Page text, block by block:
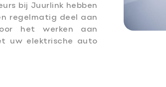
bij Juurlink hebben
regelmatig deel aan
het werken aan
uw elektrische auto